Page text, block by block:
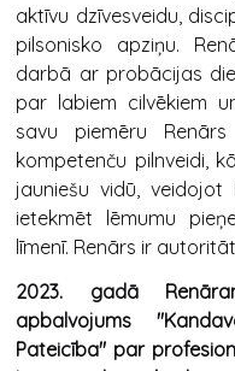
aktīvu dzīvesveidu,
pilsonisko apziņu.
darbā ar probācijas
par labiem cilvēkiem
savu piemēru
kompetenču pilnveidi,
jauniešu vidū,
ietekmēt lēmumu
līmenī. Renārs ir
2023. gadā
apbalvojums
Pateicība" par